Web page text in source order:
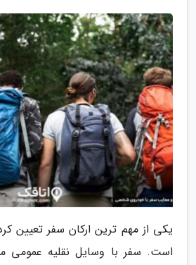
یکی از مهم ترین ارکان سفر تعیین
است. سفر با وسایل نقلیه عمومی